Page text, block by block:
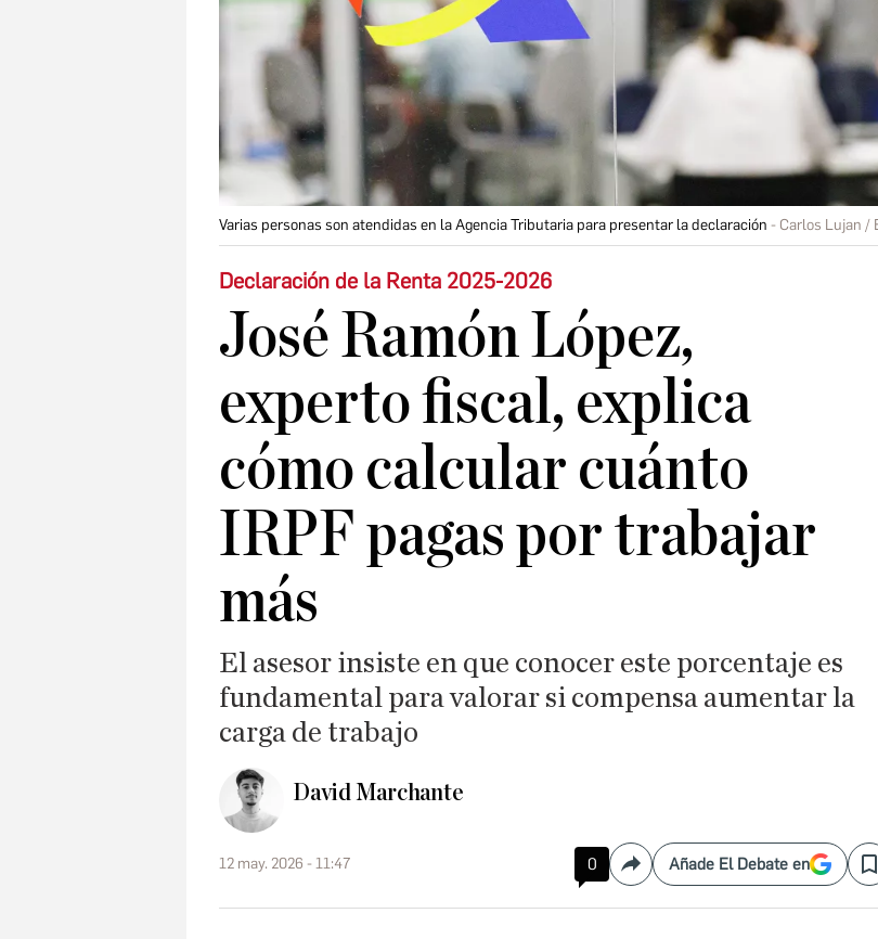
Varias personas son atendidas en la Agencia Tributaria para presentar la declaración Carlos Lujan /
Declaración de la Renta 2025-2026
José Ramón López,
experto fiscal, explica
cómo calcular cuánto
IRPF pagas por trabajar
más
El asesor insiste en que conocer este porcentaje es
fundamental para valorar si compensa aumentar la
carga de trabajo
David Marchante
12 may. 2026 - 11:47 0 CompartirAñade El Debate en